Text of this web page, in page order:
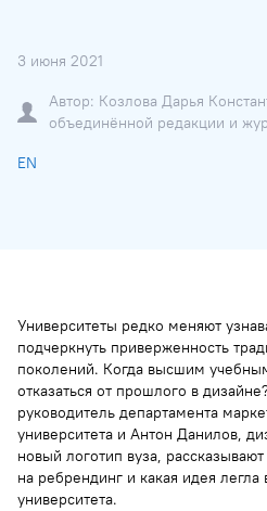
3 июня 2021
Автор: Козлова Дарья
объединённой редакции и
EN
Университеты редко меняют
подчеркнуть приверженность
поколений. Когда высшим
отказаться от прошлого в
руководитель департамента
университета и Антон Данилов,
новый логотип вуза,
на ребрендинг и какая идея
университета.